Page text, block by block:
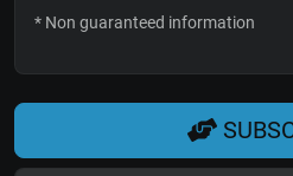
* Non guaranteed information